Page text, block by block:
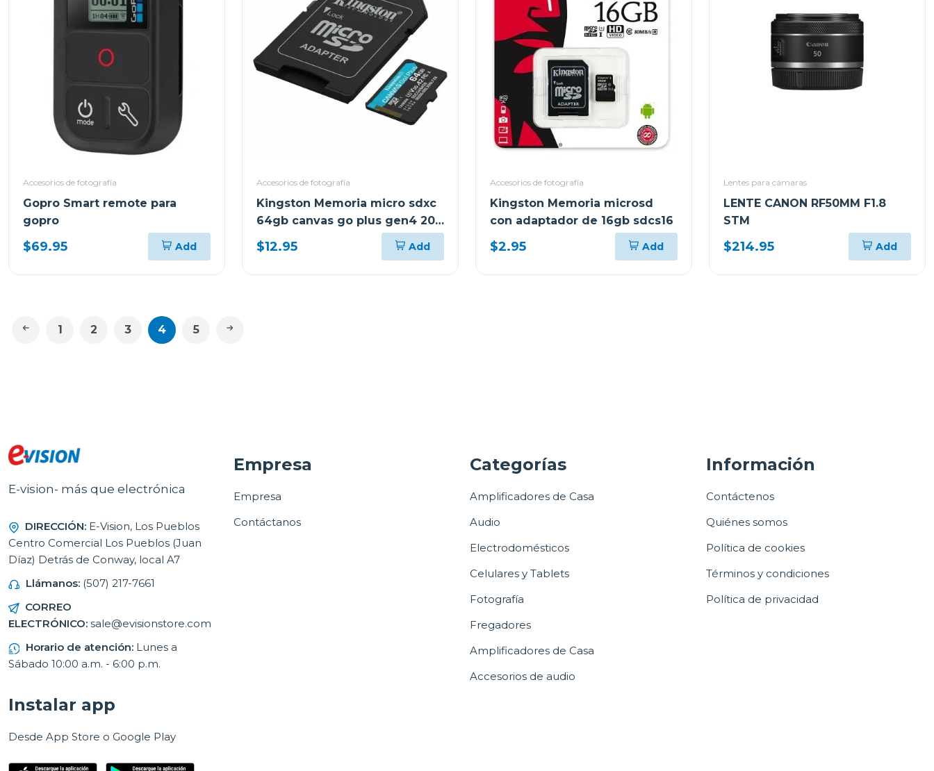
Accesorios de fotografía
Gopro Smart remote para
gopro
$69.95 Add
Accesorios de fotografía
Kingston Memoria micro sdxc
64gb canvas go plus gen4 200
mb/s sdcg4
$12.95 Add
Accesorios de fotografía
Kingston Memoria microsd
con adaptador de 16gb sdcs16
$2.95 Add
Lentes para cámaras
LENTE CANON RF50MM F1.8
STM
$214.95 Add
1 2 3 4 5
E-vision- más que electrónica
DIRECCIÓN: E-Vision, Los Pueblos
Centro Comercial Los Pueblos (Juan
Díaz) Detrás de Conway, local A7
Llámanos: (507) 217-7661
CORREO
ELECTRÓNICO: sale@evisionstore.com
Horario de atención: Lunes a
Sábado 10:00 a.m. - 6:00 p.m.
Empresa
Empresa
Contáctanos
Categorías
Amplificadores de Casa
Audio
Electrodomésticos
Celulares y Tablets
Fotografía
Fregadores
Amplificadores de Casa
Accesorios de audio
Información
Contáctenos
Quiénes somos
Política de cookies
Términos y condiciones
Política de privacidad
Instalar app
Desde App Store o Google Play